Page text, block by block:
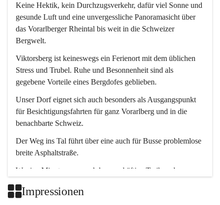
Keine Hektik, kein Durchzugsverkehr, dafür viel Sonne und
gesunde Luft und eine unvergessliche Panoramasicht über
das Vorarlberger Rheintal bis weit in die Schweizer
Bergwelt.
Viktorsberg ist keineswegs ein Ferienort mit dem üblichen
Stress und Trubel. Ruhe und Besonnenheit sind als
gegebene Vorteile eines Bergdofes geblieben.
Unser Dorf eignet sich auch besonders als Ausgangspunkt
für Besichtigungsfahrten für ganz Vorarlberg und in die
benachbarte Schweiz.
Der Weg ins Tal führt über eine auch für Busse problemlose
breite Asphaltstraße.
Wenige Minuten nur, und das geschäftige Treiben der
Impressionen